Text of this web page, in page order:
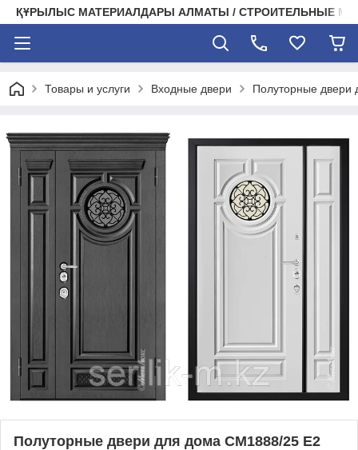
ҚҰРЫЛЫС МАТЕРИАЛДАРЫ АЛМАТЫ / СТРОИТЕЛЬНЫЕ
Товары и услуги Входные двери Полуторные
Полуторные двери для дома СМ1888/25 Е2